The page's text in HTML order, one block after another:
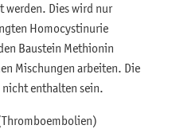
werden. Dies wird nur
Homocystinurie
Baustein Methionin
Mischungen arbeiten. Die
enthalten sein.